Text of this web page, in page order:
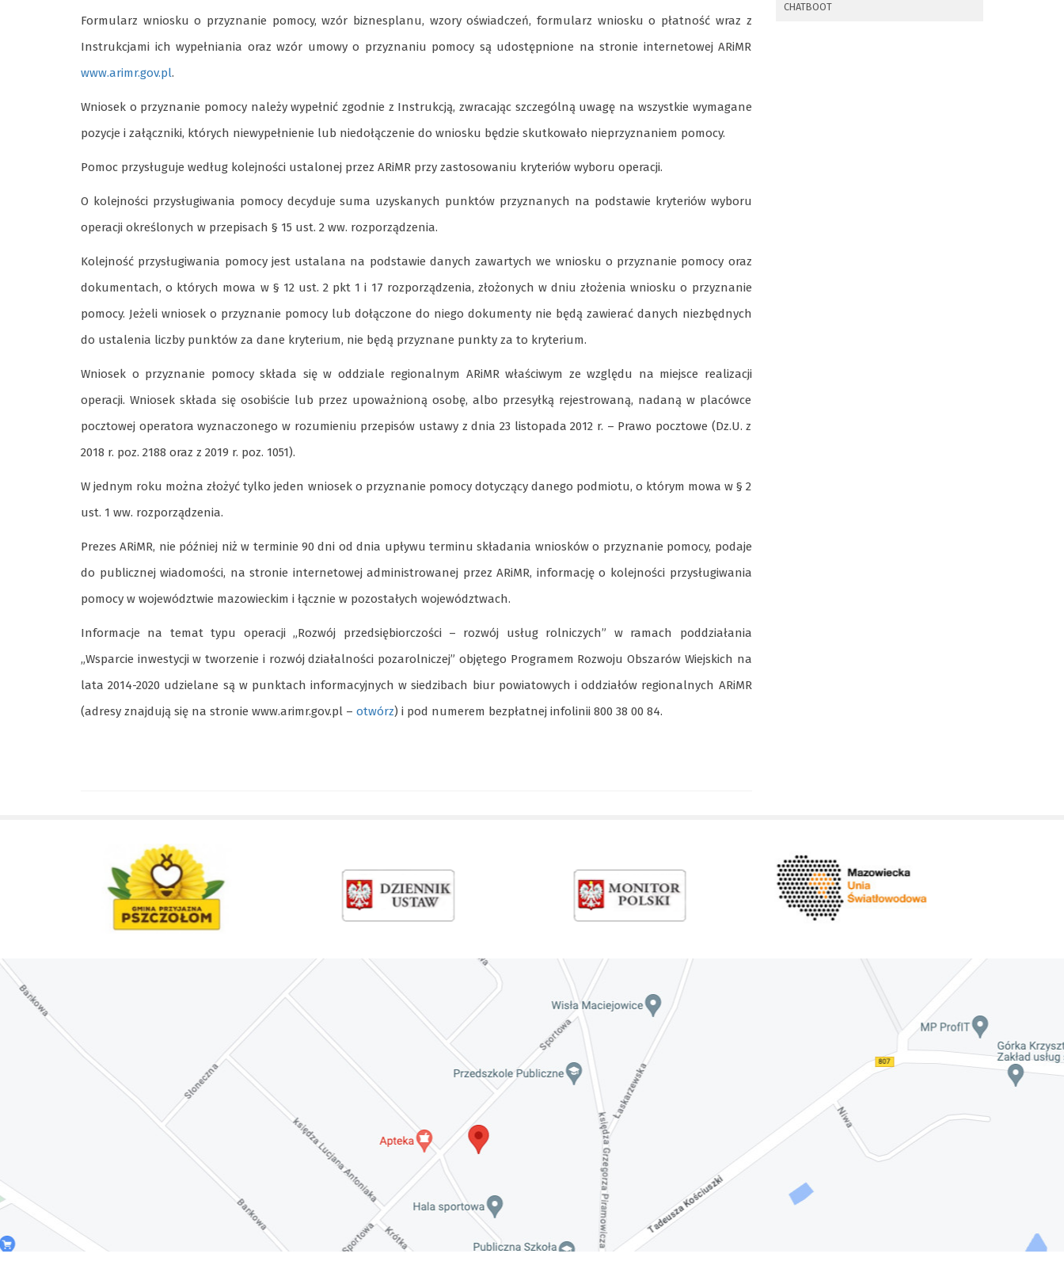
Formularz wniosku o przyznanie pomocy, wzór biznesplanu, wzory oświadczeń, formularz wniosku o płatność wraz z
Instrukcjami ich wypełniania oraz wzór umowy o przyznaniu pomocy są udostępnione na stronie internetowej ARiMR
www.arimr.gov.pl.
Wniosek o przyznanie pomocy należy wypełnić zgodnie z Instrukcją, zwracając szczególną uwagę na wszystkie wymagane
pozycje i załączniki, których niewypełnienie lub niedołączenie do wniosku będzie skutkowało nieprzyznaniem pomocy.
Pomoc przysługuje według kolejności ustalonej przez ARiMR przy zastosowaniu kryteriów wyboru operacji.
O kolejności przysługiwania pomocy decyduje suma uzyskanych punktów przyznanych na podstawie kryteriów wyboru
operacji określonych w przepisach § 15 ust. 2 ww. rozporządzenia.
Kolejność przysługiwania pomocy jest ustalana na podstawie danych zawartych we wniosku o przyznanie pomocy oraz
dokumentach, o których mowa w § 12 ust. 2 pkt 1 i 17 rozporządzenia, złożonych w dniu złożenia wniosku o przyznanie
pomocy. Jeżeli wniosek o przyznanie pomocy lub dołączone do niego dokumenty nie będą zawierać danych niezbędnych
do ustalenia liczby punktów za dane kryterium, nie będą przyznane punkty za to kryterium.
Wniosek o przyznanie pomocy składa się w oddziale regionalnym ARiMR właściwym ze względu na miejsce realizacji
operacji. Wniosek składa się osobiście lub przez upoważnioną osobę, albo przesyłką rejestrowaną, nadaną w placówce
pocztowej operatora wyznaczonego w rozumieniu przepisów ustawy z dnia 23 listopada 2012 r. – Prawo pocztowe (Dz.U. z
2018 r. poz. 2188 oraz z 2019 r. poz. 1051).
W jednym roku można złożyć tylko jeden wniosek o przyznanie pomocy dotyczący danego podmiotu, o którym mowa w § 2
ust. 1 ww. rozporządzenia.
Prezes ARiMR, nie później niż w terminie 90 dni od dnia upływu terminu składania wniosków o przyznanie pomocy, podaje
do publicznej wiadomości, na stronie internetowej administrowanej przez ARiMR, informację o kolejności przysługiwania
pomocy w województwie mazowieckim i łącznie w pozostałych województwach.
Informacje na temat typu operacji „Rozwój przedsiębiorczości – rozwój usług rolniczych” w ramach poddziałania
„Wsparcie inwestycji w tworzenie i rozwój działalności pozarolniczej” objętego Programem Rozwoju Obszarów Wiejskich na
lata 2014-2020 udzielane są w punktach informacyjnych w siedzibach biur powiatowych i oddziałów regionalnych ARiMR
(adresy znajdują się na stronie www.arimr.gov.pl – otwórz) i pod numerem bezpłatnej infolinii 800 38 00 84.
CHATBOOT